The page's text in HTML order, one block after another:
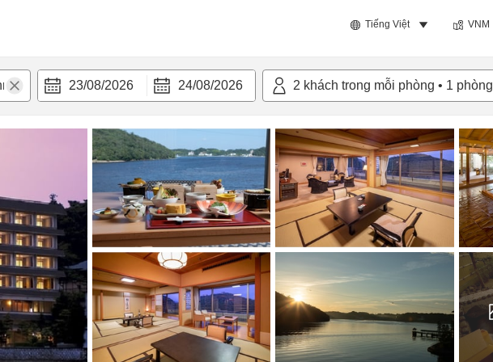
Tiếng Việt VNM
23/08/2026 24/08/2026 2 khách trong mỗi phòng • 1 phòng
nghi